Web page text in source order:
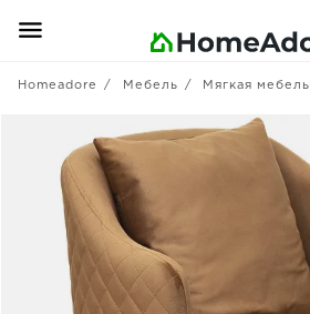
Homeadore Мебель Мягкая мебель